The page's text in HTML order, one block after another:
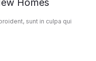
Homes
sunt in culpa qui